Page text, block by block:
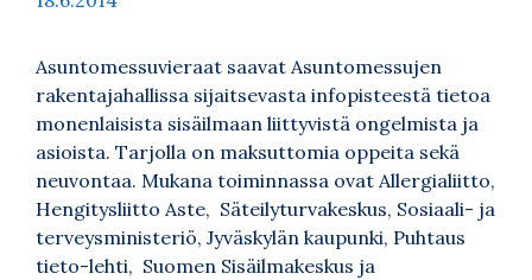
Asuntomessuvieraat saavat Asuntomessujen
rakentajahallissa sijaitsevasta infopisteestä tietoa
monenlaisista sisäilmaan liittyvistä ongelmista ja
asioista. Tarjolla on maksuttomia oppeita sekä
neuvontaa. Mukana toiminnassa ovat Allergialiitto,
Hengitysliitto Aste, Säteilyturvakeskus, Sosiaali- ja
terveysministeriö, Jyväskylän kaupunki, Puhtaus
tieto-lehti, Suomen Sisäilmakeskus ja